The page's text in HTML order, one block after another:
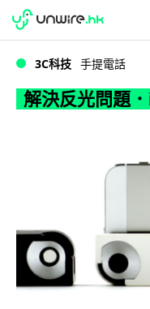
解決反光
WWDC 2026
3C科技 手提電話
解決反光問題